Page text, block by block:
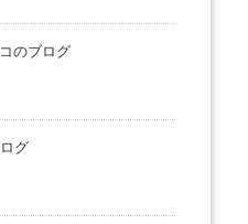
のブログ
グ